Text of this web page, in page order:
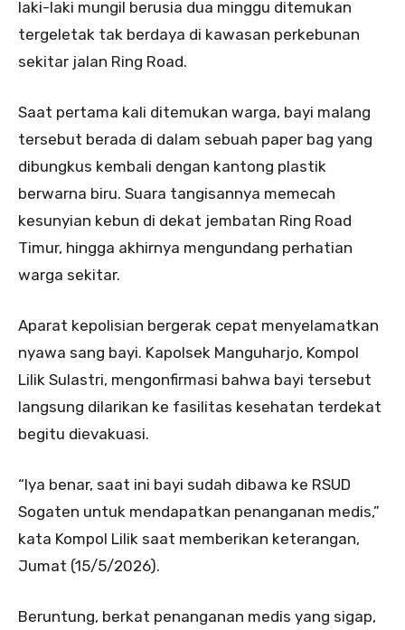
laki-laki mungil berusia dua minggu ditemukan
tergeletak tak berdaya di kawasan perkebunan
sekitar jalan Ring Road.
Saat pertama kali ditemukan warga, bayi malang
tersebut berada di dalam sebuah paper bag yang
dibungkus kembali dengan kantong plastik
berwarna biru. Suara tangisannya memecah
kesunyian kebun di dekat jembatan Ring Road
Timur, hingga akhirnya mengundang perhatian
warga sekitar.
Aparat kepolisian bergerak cepat menyelamatkan
nyawa sang bayi. Kapolsek Manguharjo, Kompol
Lilik Sulastri, mengonfirmasi bahwa bayi tersebut
langsung dilarikan ke fasilitas kesehatan terdekat
begitu dievakuasi.
“Iya benar, saat ini bayi sudah dibawa ke RSUD
Sogaten untuk mendapatkan penanganan medis,”
kata Kompol Lilik saat memberikan keterangan,
Jumat (15/5/2026).
Beruntung, berkat penanganan medis yang sigap,